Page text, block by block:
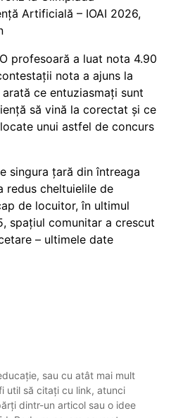
Artificială – IOAI 2026,
profesoară a luat nota 4.90
nota a ajuns la
ce entuziasmați sunt
să vină la corectat și ce
unui astfel de concurs
singura țară din întreaga
redus cheltuielile de
de locuitor, în ultimul
spațiul comunitar a crescut
– ultimele date
sau cu atât mai mult
util să citați cu link, atunci
dintr-un articol sau o idee